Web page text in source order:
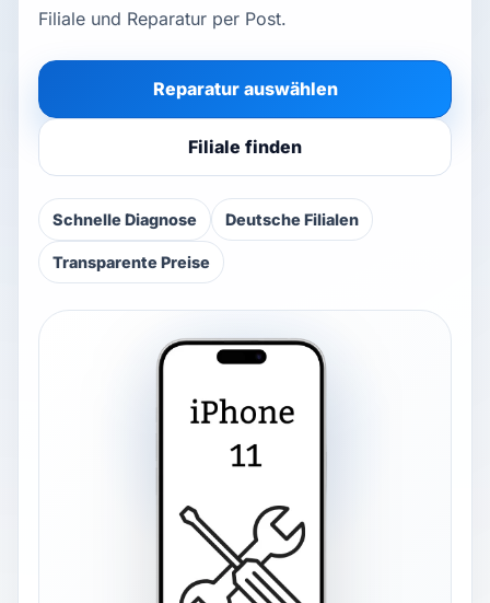
Computer repair
Watch repair
Filialsuche
Blog & Ratgeber
Anmelden
Filiale und Reparatur per Post.
Reparatur auswählen
Filiale finden
Schnelle Diagnose Deutsche Filialen
Transparente Preise